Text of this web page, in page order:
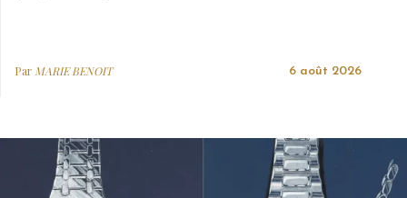
ParMARIE BENOIT 6 août 2026